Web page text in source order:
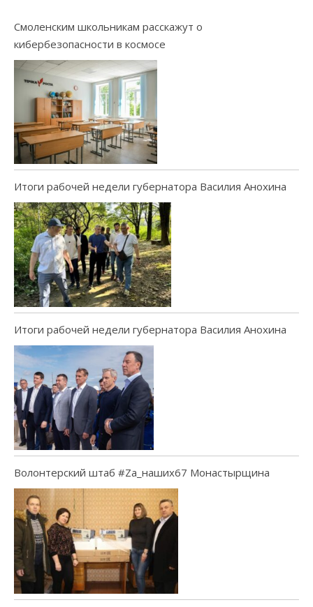
Смоленским школьникам расскажут о
кибербезопасности в космосе
Итоги рабочей недели губернатора Василия Анохина
Итоги рабочей недели губернатора Василия Анохина
Волонтерский штаб #Za_наших67 Монастырщина